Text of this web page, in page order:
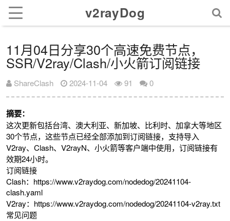
v2rayDog
11月04日分享30个高速免费节点，
SSR/V2ray/Clash/小火箭订阅链接
ShareClash 2024-11-04 91 0
摘要：
这次更新包括台湾、澳大利亚、新加坡、比利时、加拿大等地区
30个节点，这些节点已经全部添加到订阅链接，支持导入
V2ray、Clash、V2rayN、小火箭等客户端中使用，订阅链接有
效期24小时。
订阅链接
Clash：https://www.v2raydog.com/nodedog/20241104-
clash.yaml
V2ray：https://www.v2raydog.com/nodedog/20241104-v2ray.txt
常见问题